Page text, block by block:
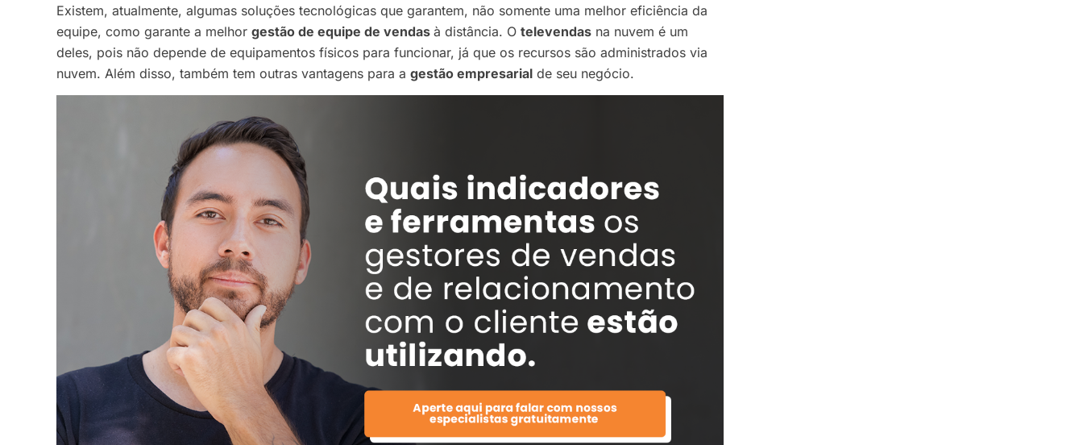
Existem, atualmente, algumas soluções tecnológicas que garantem, não somente uma melhor eficiência da
equipe, como garante a melhor gestão de equipe de vendas à distância. O televendas na nuvem é um
deles, pois não depende de equipamentos físicos para funcionar, já que os recursos são administrados via
nuvem. Além disso, também tem outras vantagens para a gestão empresarial de seu negócio.